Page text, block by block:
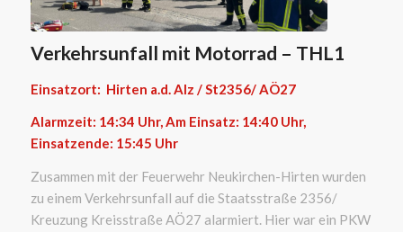
Verkehrsunfall mit Motorrad – THL1
Einsatzort: Hirten a.d. Alz / St2356/ AÖ27
Alarmzeit: 14:34 Uhr, Am Einsatz: 14:40 Uhr,
Einsatzende: 15:45 Uhr
Zusammen mit der Feuerwehr Neukirchen-Hirten wurden
zu einem Verkehrsunfall auf die Staatsstraße 2356/
Kreuzung Kreisstraße AÖ27 alarmiert. Hier war ein PKW